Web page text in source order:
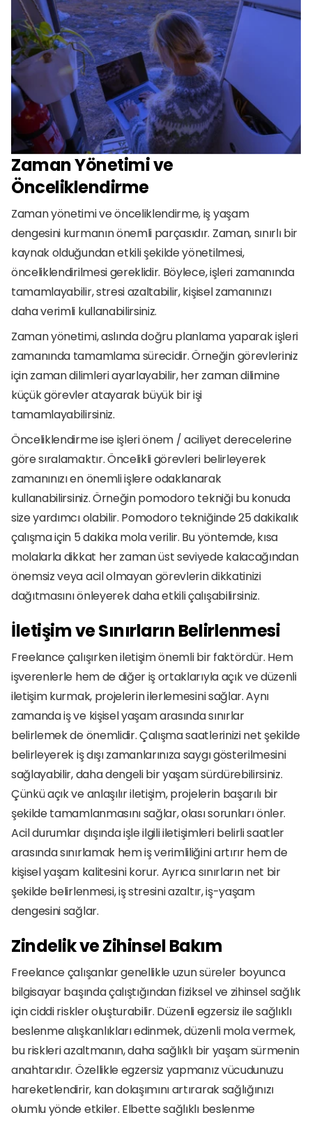
Zaman Yönetimi ve
Önceliklendirme
Zaman yönetimi ve önceliklendirme, iş yaşam
dengesini kurmanın önemli parçasıdır. Zaman, sınırlı bir
kaynak olduğundan etkili şekilde yönetilmesi,
önceliklendirilmesi gereklidir. Böylece, işleri zamanında
tamamlayabilir, stresi azaltabilir, kişisel zamanınızı
daha verimli kullanabilirsiniz.
Zaman yönetimi, aslında doğru planlama yaparak işleri
zamanında tamamlama sürecidir. Örneğin görevleriniz
için zaman dilimleri ayarlayabilir, her zaman dilimine
küçük görevler atayarak büyük bir işi
tamamlayabilirsiniz.
Önceliklendirme ise işleri önem / aciliyet derecelerine
göre sıralamaktır. Öncelikli görevleri belirleyerek
zamanınızı en önemli işlere odaklanarak
kullanabilirsiniz. Örneğin pomodoro tekniği bu konuda
size yardımcı olabilir. Pomodoro tekniğinde 25 dakikalık
çalışma için 5 dakika mola verilir. Bu yöntemde, kısa
molalarla dikkat her zaman üst seviyede kalacağından
önemsiz veya acil olmayan görevlerin dikkatinizi
dağıtmasını önleyerek daha etkili çalışabilirsiniz.
İletişim ve Sınırların Belirlenmesi
Freelance çalışırken iletişim önemli bir faktördür. Hem
işverenlerle hem de diğer iş ortaklarıyla açık ve düzenli
iletişim kurmak, projelerin ilerlemesini sağlar. Aynı
zamanda iş ve kişisel yaşam arasında sınırlar
belirlemek de önemlidir. Çalışma saatlerinizi net şekilde
belirleyerek iş dışı zamanlarınıza saygı gösterilmesini
sağlayabilir, daha dengeli bir yaşam sürdürebilirsiniz.
Çünkü açık ve anlaşılır iletişim, projelerin başarılı bir
şekilde tamamlanmasını sağlar, olası sorunları önler.
Acil durumlar dışında işle ilgili iletişimleri belirli saatler
arasında sınırlamak hem iş verimliliğini artırır hem de
kişisel yaşam kalitesini korur. Ayrıca sınırların net bir
şekilde belirlenmesi, iş stresini azaltır, iş-yaşam
dengesini sağlar.
Zindelik ve Zihinsel Bakım
Freelance çalışanlar genellikle uzun süreler boyunca
bilgisayar başında çalıştığından fiziksel ve zihinsel sağlık
için ciddi riskler oluşturabilir. Düzenli egzersiz ile sağlıklı
beslenme alışkanlıkları edinmek, düzenli mola vermek,
bu riskleri azaltmanın, daha sağlıklı bir yaşam sürmenin
anahtarıdır. Özellikle egzersiz yapmanız vücudunuzu
hareketlendirir, kan dolaşımını artırarak sağlığınızı
olumlu yönde etkiler. Elbette sağlıklı beslenme